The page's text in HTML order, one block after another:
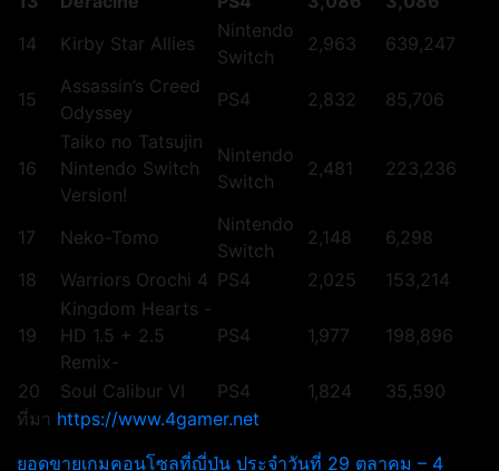
14
Kirby Star Allies
Nintendo
Switch
2,963 639,247
15
Assassin’s Creed
Odyssey
PS4 2,832 85,706
16
Taiko no Tatsujin
Nintendo Switch
Version!
Nintendo
Switch
2,481 223,236
17 Neko-Tomo
Nintendo
Switch
2,148
6,298
18
Warriors Orochi 4 PS4 2,025 153,214
19
Kingdom Hearts -
HD 1.5 + 2.5
Remix-
PS4 1,977 198,896
20 Soul Calibur VI PS4 1,824
35,590
ที่มา https://www.4gamer.net
ยอดขายเกมคอนโซลที่ญี่ปุ่น ประจำวันที่ 29 ตุลาคม – 4